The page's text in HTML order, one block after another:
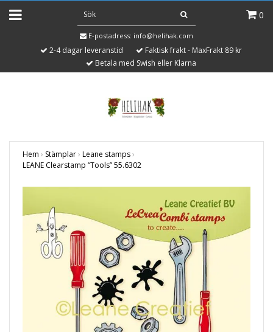
0
E-postadress: info@helihak.com
2-4 dagar leveranstid
Faktisk frakt - MaxFrakt 89 kr
Betala med Swish eller Klarna
Hem › Stämplar› Leane stamps›
LEANE Clearstamp “Tools” 55.6302